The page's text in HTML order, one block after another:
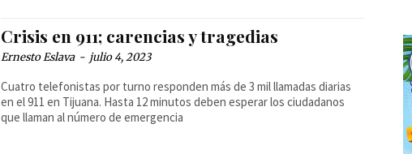
Crisis en 911; carencias y tragedias
Ernesto Eslava - julio 4, 2023
Cuatro telefonistas por turno responden más de 3 mil llamadas diarias
en el 911 en Tijuana. Hasta 12 minutos deben esperar los ciudadanos
que llaman al número de emergencia